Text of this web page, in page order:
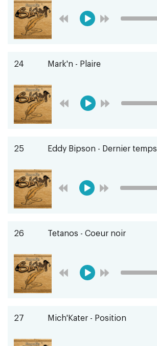
24 Mark'n - Plaire
25 Eddy Bipson - Dernier temps
26 Tetanos - Coeur noir
27 Mich'Kater - Position